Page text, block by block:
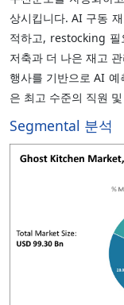
상시킵니다. AI 구동
적하고, restocking 필
저축과 더 나은 재고
행사를 기반으로 AI
은 최고 수준의 직원
Segmental 분석